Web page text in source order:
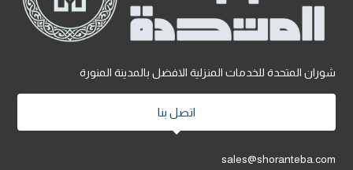
شوران المتحدة للخدمات المنزلية الافضل بالمدينة المنورة
اتصل بنا
sales@shoranteba.com